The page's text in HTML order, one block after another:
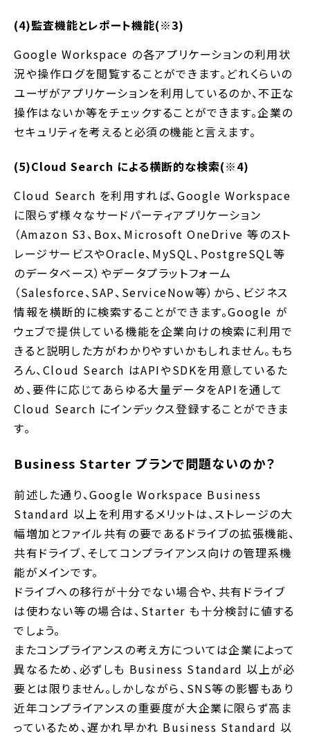
(4)監査機能とレポート機能(※3)
Google Workspace の各アプリケーションの利用状
況や操作ログを閲覧することができます。どれくらいの
ユーザがアプリケーションを利用しているのか、不正な
操作はないか等をチェックすることができます。企業の
セキュリティを考えると必須の機能と言えます。
(5)Cloud Search による横断的な検索(※4)
Cloud Search を利用すれば、Google Workspace
に限らず様々なサードパーティアプリケーション
（Amazon S3、Box、Microsoft OneDrive 等のスト
レージサービスやOracle、MySQL、PostgreSQL等
のデータベース）やデータプラットフォーム
（Salesforce、SAP、ServiceNow等）から、ビジネス
情報を横断的に検索することができます。Google が
ウェブで提供している機能を企業向けの検索に利用で
きると説明した方がわかりやすいかもしれません。もち
ろん、Cloud Search はAPIやSDKを用意しているた
め、要件に応じてあらゆる大量データをAPIを通して
Cloud Search にインデックス登録することができま
す。
Business Starter プランで問題ないのか？
前述した通り、Google Workspace Business
Standard 以上を利用するメリットは、ストレージの大
幅増加とファイル共有の要であるドライブの拡張機能、
共有ドライブ、そしてコンプライアンス向けの管理系機
能がメインです。
ドライブへの移行が十分でない場合や、共有ドライブ
は使わない等の場合は、Starter も十分検討に値する
でしょう。
またコンプライアンスの考え方については企業によって
異なるため、必ずしも Business Standard 以上が必
要とは限りません。しかしながら、SNS等の影響もあり
近年コンプライアンスの重要度が大企業に限らず高ま
っているため、遅かれ早かれ Business Standard 以